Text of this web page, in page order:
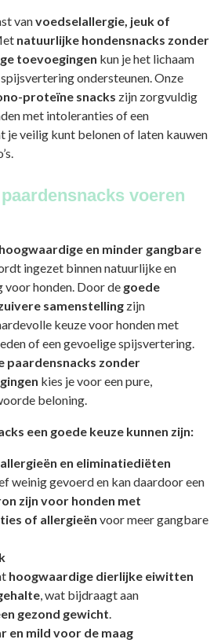
vanvoedselallergie, jeuk of
natuurlijke hondensnacks zonder
toevoegingen kun je het lichaam
ondersteunen. Onze
proteïne snacks zijn zorgvuldig
met intoleranties of een
je veilig kunt belonen of laten kauwen
voeren
en minder gangbare
ingezet binnen natuurlijke en
voor honden. Door de goede
samenstelling zijn
keuze voor honden met
of een gevoelige spijsvertering.
paardensnacks zonder
kies je voor een pure,
beloning.
een goede keuze kunnen zijn:
en eliminatiediëten
weinig gevoerd en kan daardoor een
zijn voor honden met
of allergieën voor meer gangbare
hoogwaardige dierlijke eiwitten
, wat bijdraagt aan
gezond gewicht.
en mild voor de maag